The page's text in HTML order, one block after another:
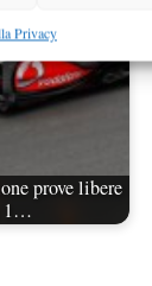
Privacy
prove libere
1…